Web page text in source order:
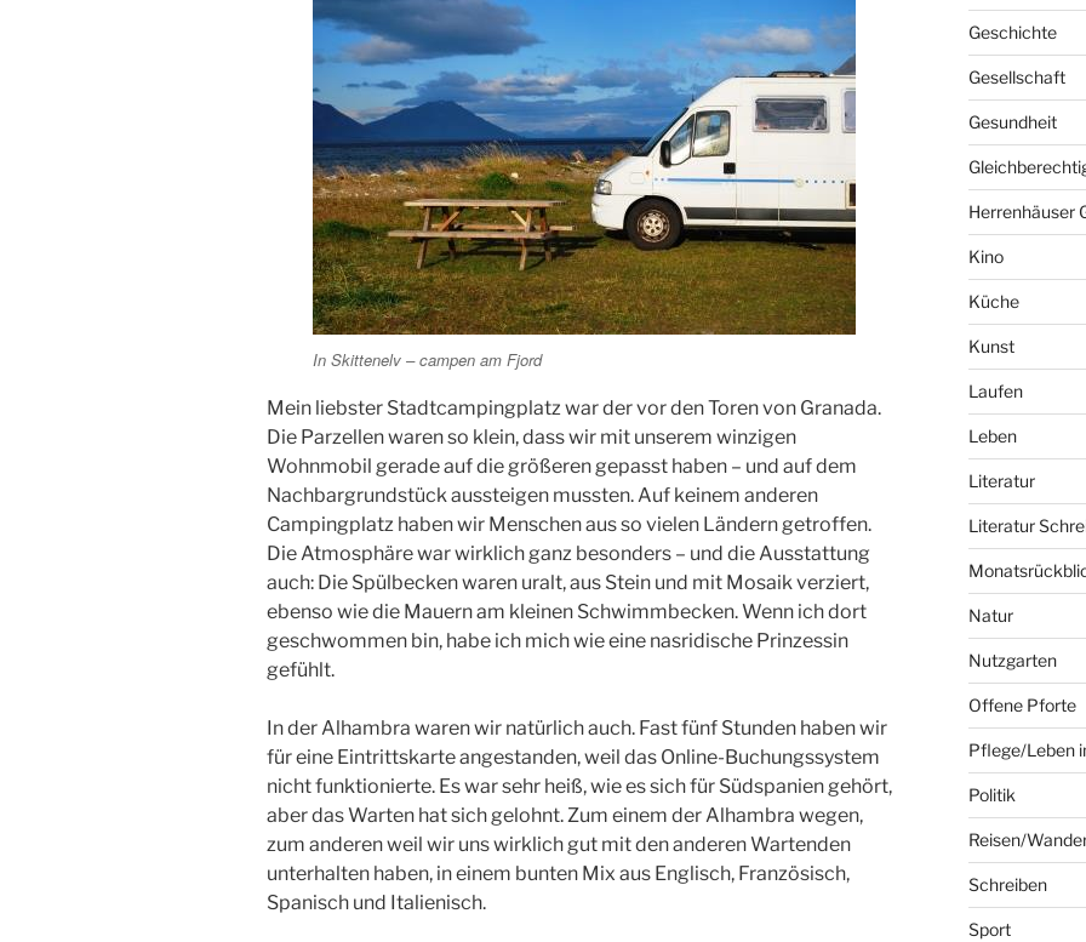
In Skittenelv – campen am Fjord
Mein liebster Stadtcampingplatz war der vor den Toren von Granada.
Die Parzellen waren so klein, dass wir mit unserem winzigen
Wohnmobil gerade auf die größeren gepasst haben – und auf dem
Nachbargrundstück aussteigen mussten. Auf keinem anderen
Campingplatz haben wir Menschen aus so vielen Ländern getroffen.
Die Atmosphäre war wirklich ganz besonders – und die Ausstattung
auch: Die Spülbecken waren uralt, aus Stein und mit Mosaik verziert,
ebenso wie die Mauern am kleinen Schwimmbecken. Wenn ich dort
geschwommen bin, habe ich mich wie eine nasridische Prinzessin
gefühlt.
In der Alhambra waren wir natürlich auch. Fast fünf Stunden haben wir
für eine Eintrittskarte angestanden, weil das Online-Buchungssystem
nicht funktionierte. Es war sehr heiß, wie es sich für Südspanien gehört,
aber das Warten hat sich gelohnt. Zum einem der Alhambra wegen,
zum anderen weil wir uns wirklich gut mit den anderen Wartenden
unterhalten haben, in einem bunten Mix aus Englisch, Französisch,
Spanisch und Italienisch.
Geschichte
Gesellschaft
Gesundheit
Herrenhäuser
Kino
Küche
Kunst
Laufen
Leben
Literatur
Literatur
Natur
Nutzgarten
Offene Pforte
Pflege/Leben
Politik
Reisen/
Schreiben
Sport